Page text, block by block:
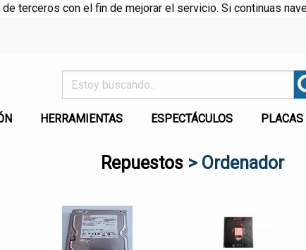
terceros con el fin de mejorar el servicio. Si continuas
HERRAMIENTAS ESPECTÁCULOS
Repuestos > Ordenador